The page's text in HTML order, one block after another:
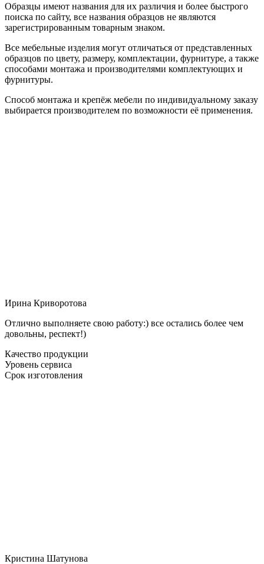
Образцы имеют названия для их различия и более быстрого
поиска по сайту, все названия образцов не являются
зарегистрированным товарным знаком.
Все мебельные изделия могут отличаться от представленных
образцов по цвету, размеру, комплектации, фурнитуре, а также
способами монтажа и производителями комплектующих и
фурнитуры.
Способ монтажа и крепёж мебели по индивидуальному заказу
выбирается производителем по возможности её применения.
Ирина Криворотова
Отлично выполняете свою работу:) все остались более чем
довольны, респект!)
Качество продукции
Уровень сервиса
Срок изготовления
Кристина Шатунова